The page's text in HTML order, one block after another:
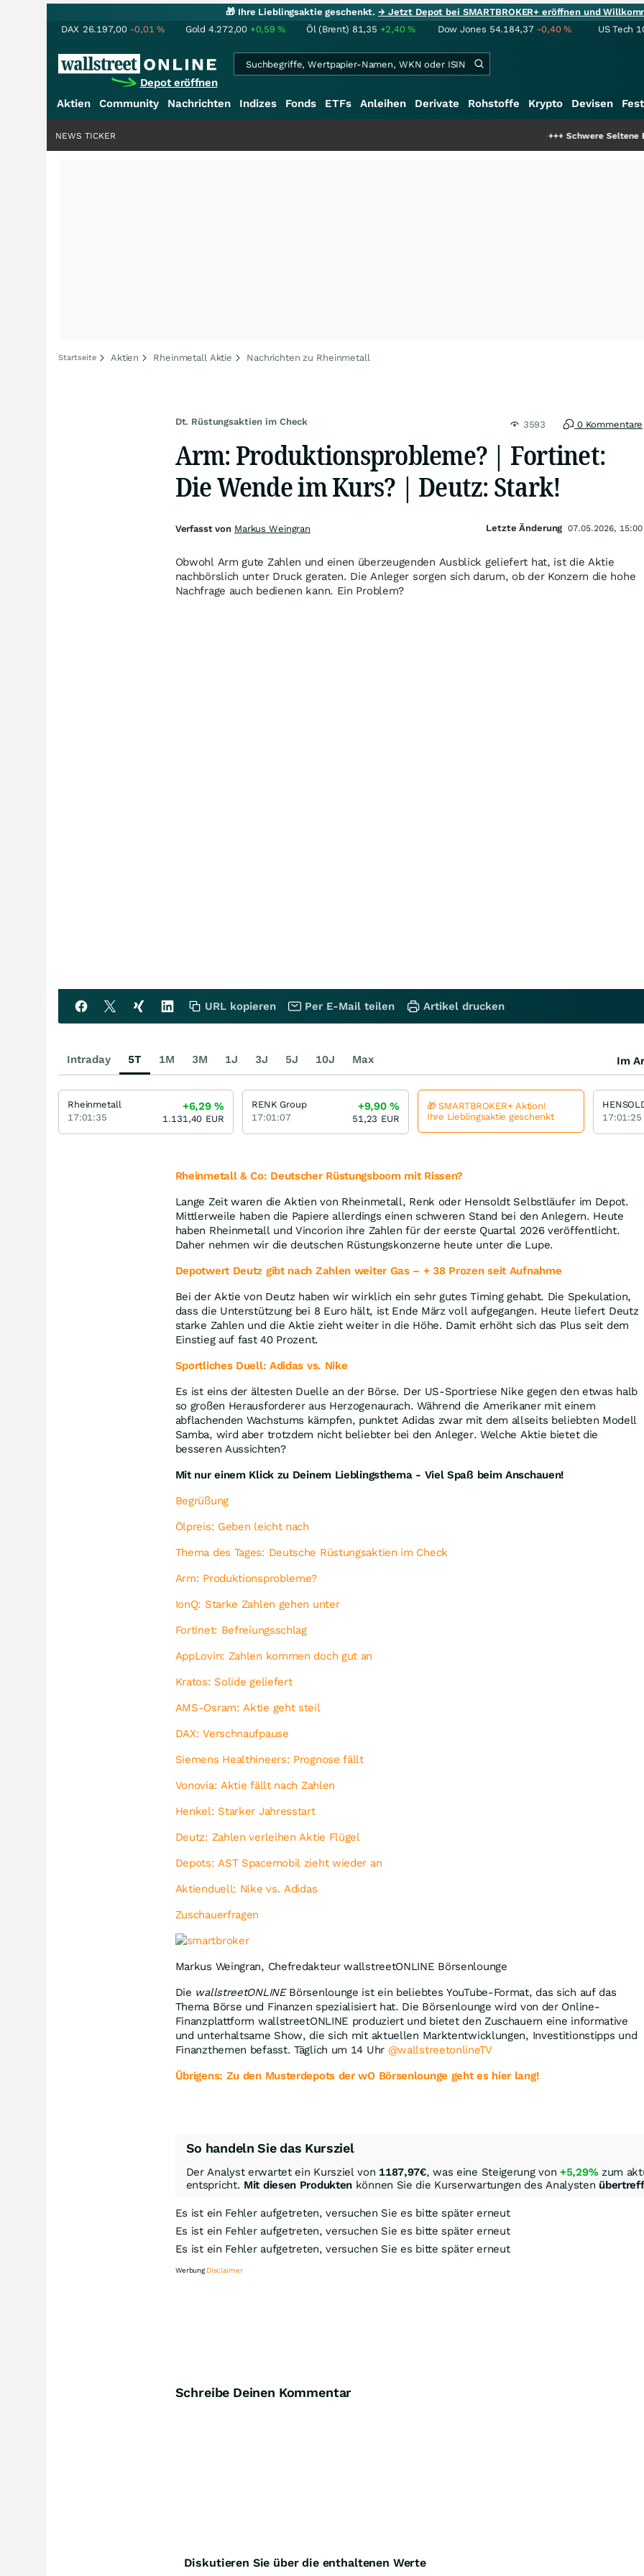
🎁 Ihre Lieblingsaktie geschenkt.→ Jetzt Depot bei SMARTBROKER+ eröffnen und
DAX 26.197,00 -0,01% Gold 4.272,00 +0,59% Öl (Brent) 81,35 +2,40% Dow Jones 54.184,37 -0,40% US Tech
Depot eröffnen
Aktien Community Nachrichten Indizes Fonds ETFs Anleihen Derivate Rohstoffe Krypto Devisen
Schwere Seltene Erden:
NEWS TICKER
Startseite Aktien Rheinmetall Aktie Nachrichten zu Rheinmetall
Dt. Rüstungsaktien im Check 3593 0 Kommentare
Arm: Produktionsprobleme? | Fortinet:
Die Wende im Kurs? | Deutz: Stark!
Obwohl Arm gute Zahlen und einen überzeugenden Ausblick geliefert hat, ist die Aktie
nachbörslich unter Druck geraten. Die Anleger sorgen sich darum, ob der Konzern die hohe
Nachfrage auch bedienen kann. Ein Problem?
Rheinmetall & Co: Deutscher Rüstungsboom mit Rissen?
Lange Zeit waren die Aktien von Rheinmetall, Renk oder Hensoldt Selbstläufer im Depot.
Mittlerweile haben die Papiere allerdings einen schweren Stand bei den Anlegern. Heute
haben Rheinmetall und Vincorion ihre Zahlen für der eerste Quartal 2026 veröffentlicht.
Daher nehmen wir die deutschen Rüstungskonzerne heute unter die Lupe.
Depotwert Deutz gibt nach Zahlen weiter Gas – + 38 Prozen seit Aufnahme
Bei der Aktie von Deutz haben wir wirklich ein sehr gutes Timing gehabt. Die Spekulation,
dass die Unterstützung bei 8 Euro hält, ist Ende März voll aufgegangen. Heute liefert Deutz
starke Zahlen und die Aktie zieht weiter in die Höhe. Damit erhöht sich das Plus seit dem
Einstieg auf fast 40 Prozent.
Sportliches Duell: Adidas vs. Nike
Es ist eins der ältesten Duelle an der Börse. Der US-Sportriese Nike gegen den etwas halb
so großen Herausforderer aus Herzogenaurach. Während die Amerikaner mit einem
abflachenden Wachstums kämpfen, punktet Adidas zwar mit dem allseits beliebten Modell
Samba, wird aber trotzdem nicht beliebter bei den Anleger. Welche Aktie bietet die
besseren Aussichten?
Mit nur einem Klick zu Deinem Lieblingsthema - Viel Spaß beim Anschauen!
Begrüßung
Ölpreis: Geben leicht nach
Thema des Tages: Deutsche Rüstungsaktien im Check
Arm: Produktionsprobleme?
IonQ: Starke Zahlen gehen unter
Fortinet: Befreiungsschlag
AppLovin: Zahlen kommen doch gut an
Kratos: Solide geliefert
AMS-Osram: Aktie geht steil
DAX: Verschnaufpause
Siemens Healthineers: Prognose fällt
Vonovia: Aktie fällt nach Zahlen
Henkel: Starker Jahresstart
Deutz: Zahlen verleihen Aktie Flügel
Depots: AST Spacemobil zieht wieder an
Aktienduell: Nike vs. Adidas
Zuschauerfragen
Markus Weingran, Chefredakteur wallstreetONLINE Börsenlounge
Die wallstreetONLINEBörsenlounge ist ein beliebtes YouTube-Format, das sich auf das
Thema Börse und Finanzen spezialisiert hat. Die Börsenlounge wird von der Online-
Finanzplattform wallstreetONLINE produziert und bietet den Zuschauern eine informative
und unterhaltsame Show, die sich mit aktuellen Marktentwicklungen, Investitionstipps und
Finanzthemen befasst. Täglich um 14 Uhr @wallstreetonlineTV
Übrigens: Zu den Musterdepots der wO Börsenlounge geht es hier lang!
So handeln Sie das Kursziel
Der Analyst erwartet ein Kursziel von 1187,97€, was eine Steigerung von+5,29% zum
entspricht. Mit diesen Produkten können Sie die Kurserwartungen des Analysten
Es ist ein Fehler aufgetreten, versuchen Sie es bitte später erneut
Es ist ein Fehler aufgetreten, versuchen Sie es bitte später erneut
Es ist ein Fehler aufgetreten, versuchen Sie es bitte später erneut
WerbungDisclaimer
Schreibe Deinen Kommentar
Diskutieren Sie über die enthaltenen Werte
Verfasst von Markus Weingran Letzte Änderung 07.05.2026, 15:00
URL kopieren Per E-Mail teilen Artikel drucken
Intraday 5T 1M 3M 1J 3J 5J 10J Max Im
Rheinmetall
17:01:35
+6,29%
1.131,40 EUR
RENK Group
17:01:07
+9,90%
51,23 EUR
🎁 SMARTBROKER+ Aktion!
Ihre Lieblingsaktie geschenkt
17:01:25